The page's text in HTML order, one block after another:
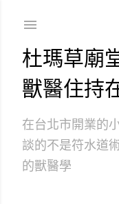
杜瑪草廟
獸醫住持
在台北市開業的
談的不是符水道
的獸醫學